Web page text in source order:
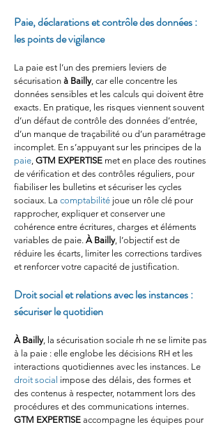
Paie, déclarations et contrôle des données :
les points de vigilance
La paie est l’un des premiers leviers de
sécurisation à Bailly, car elle concentre les
données sensibles et les calculs qui doivent être
exacts. En pratique, les risques viennent souvent
d’un défaut de contrôle des données d’entrée,
d’un manque de traçabilité ou d’un paramétrage
incomplet. En s’appuyant sur les principes de la
paie, GTM EXPERTISE met en place des routines
de vérification et des contrôles réguliers, pour
fiabiliser les bulletins et sécuriser les cycles
sociaux. La comptabilité joue un rôle clé pour
rapprocher, expliquer et conserver une
cohérence entre écritures, charges et éléments
variables de paie. À Bailly, l’objectif est de
réduire les écarts, limiter les corrections tardives
et renforcer votre capacité de justification.
Droit social et relations avec les instances :
sécuriser le quotidien
À Bailly, la sécurisation sociale rh ne se limite pas
à la paie : elle englobe les décisions RH et les
interactions quotidiennes avec les instances. Le
droit social impose des délais, des formes et
des contenus à respecter, notamment lors des
procédures et des communications internes.
GTM EXPERTISE accompagne les équipes pour